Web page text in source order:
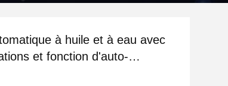
à huile et à eau avec
et fonction d'auto-